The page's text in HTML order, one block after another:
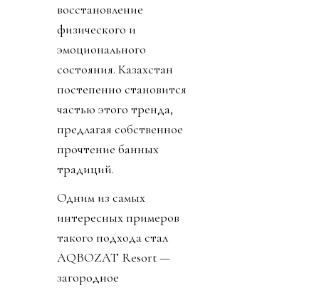
восстановление
физического и
эмоционального
состояния. Казахстан
постепенно становится
частью этого тренда,
предлагая собственное
прочтение банных
традиций.
Одним из самых
интересных примеров
такого подхода стал
AQBOZAT Resort —
загородное